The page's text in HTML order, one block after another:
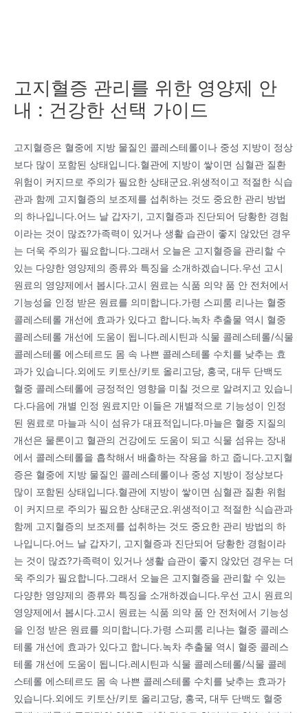
고지혈증 관리를 위한 영양제 안
내 : 건강한 선택 가이드
고지혈증은 혈중에 지방 물질인 콜레스테롤이나 중성 지방이 정상
보다 많이 포함된 상태입니다.혈관에 지방이 쌓이면 심혈관 질환
위험이 커지므로 주의가 필요한 상태군요.위생적이고 적절한 식습
관과 함께 고지혈증의 보조제를 섭취하는 것도 중요한 관리 방법
의 하나입니다.어느 날 갑자기, 고지혈증과 진단되어 당황한 경험
이라는 것이 많죠?가족력이 있거나 생활 습관이 좋지 않았던 경우
는 더욱 주의가 필요합니다.그래서 오늘은 고지혈증을 관리할 수
있는 다양한 영양제의 종류와 특징을 소개하겠습니다.우선 고시
원료의 영양제에서 봅시다.고시 원료는 식품 의약 품 안 전처에서
기능성을 인정 받은 원료를 의미합니다.가령 스피룸 리나는 혈중
콜레스테롤 개선에 효과가 있다고 합니다.녹차 추출물 역시 혈중
콜레스테롤 개선에 도움이 됩니다.레시틴과 식물 콜레스테롤/식물
콜레스테롤 에스테르도 몸 속 나쁜 콜레스테롤 수치를 낮추는 효
과가 있습니다.외에도 키토산/키토 올리고당, 홍국, 대두 단백도
혈중 콜레스테롤에 긍정적인 영향을 미칠 것으로 알려지고 있습니
다.다음에 개별 인정 원료지만 이들은 개별적으로 기능성이 인정
된 원료로 마늘과 식이 섬유가 대표적입니다.마늘은 혈중 지질의
개선은 물론이고 혈관의 건강에도 도움이 되고 식물 섬유는 장내
에서 콜레스테롤을 흡착해서 배출하는 작용을 하고 줍니다.고지혈
증은 혈중에 지방 물질인 콜레스테롤이나 중성 지방이 정상보다
많이 포함된 상태입니다.혈관에 지방이 쌓이면 심혈관 질환 위험
이 커지므로 주의가 필요한 상태군요.위생적이고 적절한 식습관과
함께 고지혈증의 보조제를 섭취하는 것도 중요한 관리 방법의 하
나입니다.어느 날 갑자기, 고지혈증과 진단되어 당황한 경험이라
는 것이 많죠?가족력이 있거나 생활 습관이 좋지 않았던 경우는 더
욱 주의가 필요합니다.그래서 오늘은 고지혈증을 관리할 수 있는
다양한 영양제의 종류와 특징을 소개하겠습니다.우선 고시 원료의
영양제에서 봅시다.고시 원료는 식품 의약 품 안 전처에서 기능성
을 인정 받은 원료를 의미합니다.가령 스피룸 리나는 혈중 콜레스
테롤 개선에 효과가 있다고 합니다.녹차 추출물 역시 혈중 콜레스
테롤 개선에 도움이 됩니다.레시틴과 식물 콜레스테롤/식물 콜레
스테롤 에스테르도 몸 속 나쁜 콜레스테롤 수치를 낮추는 효과가
있습니다.외에도 키토산/키토 올리고당, 홍국, 대두 단백도 혈중